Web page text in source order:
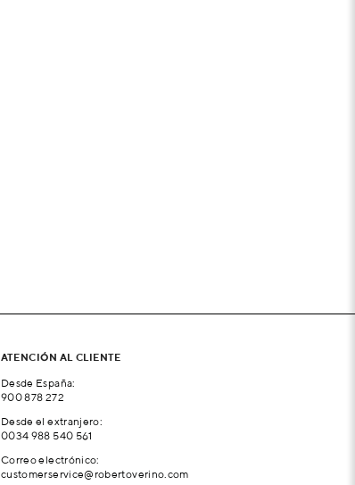
ATENCIÓN AL CLIENTE
Desde España:
900 878 272
Desde el extranjero:
0034 988 540 561
Correo electrónico:
customerservice@robertoverino.com